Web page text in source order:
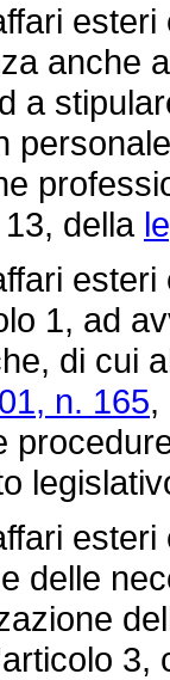
esteri
anche
a
della
esteri
1, ad
di cui
n. 165,
esteri
delle
3,